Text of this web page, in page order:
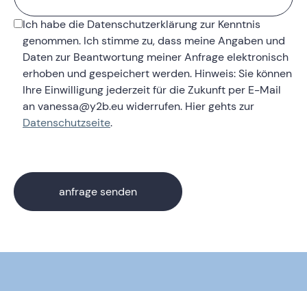
Ich habe die Datenschutzerklärung zur Kenntnis
genommen. Ich stimme zu, dass meine Angaben und
Daten zur Beantwortung meiner Anfrage elektronisch
erhoben und gespeichert werden. Hinweis: Sie können
Ihre Einwilligung jederzeit für die Zukunft per E-Mail
an vanessa@y2b.eu widerrufen. Hier gehts zur
Datenschutzseite.